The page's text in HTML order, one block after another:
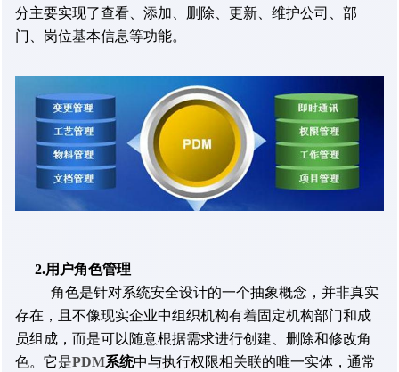
分主要实现了查看、添加、删除、更新、维护公司、部
门、岗位基本信息等功能。
2.用户角色管理
角色是针对系统安全设计的一个抽象概念，并非真实
存在，且不像现实企业中组织机构有着固定机构部门和成
员组成，而是可以随意根据需求进行创建、删除和修改角
色。它是PDM系统中与执行权限相关联的唯一实体，通常